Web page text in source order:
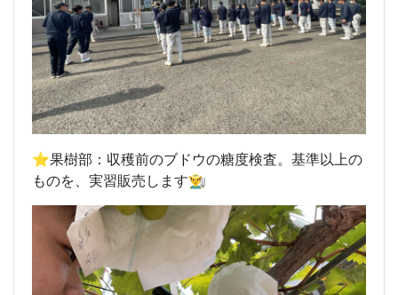
⭐️果樹部：収穫前のブドウの糖度検査。基準以上の
ものを、実習販売します👨‍🌾